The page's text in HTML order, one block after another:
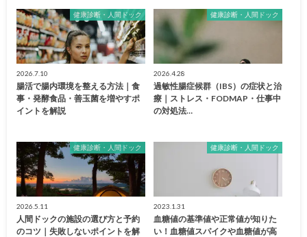
健康診断・人間ドック
2026.7.10
腸活で腸内環境を整える方法｜食
事・発酵食品・善玉菌を増やすポ
イントを解説
健康診断・人間ドック
2026.4.28
過敏性腸症候群（IBS）の症状と治
療｜ストレス・FODMAP・仕事中
の対処法…
健康診断・人間ドック
2026.5.11
人間ドックの施設の選び方と予約
のコツ｜失敗しないポイントを解
健康診断・人間ドック
2023.1.31
血糖値の基準値や正常値が知りた
い！血糖値スパイクや血糖値が高